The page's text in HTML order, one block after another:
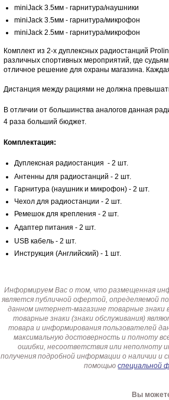
miniJack 3.5мм - гарнитура/наушники
miniJack 3.5мм - гарнитура/микрофон
miniJack 2.5мм - гарнитура/микрофон
Комплект из 2-х дуплексных радиостанций
различных спортивных мероприятий, где
отличное решение для охраны магазина.
Дистанция между рациями не должна
В отличии от большинства аналогов данная
4 раза больший бюджет.
Комплектация:
Дуплексная радиостанция - 2 шт.
Антенны для радиостанций - 2 шт.
Гарнитура (наушник и микрофон) - 2 шт.
Чехол для радиостанции - 2 шт.
Ремешок для крепления - 2 шт.
Адаптер питания - 2 шт.
USB кабель - 2 шт.
Инструкция (Английский) - 1 шт.
Информируем Вас о том, что размещенная
является публичной офертой, определяемой
данном интернет-магазине товарные знаки
товарные знаки (знаки обслуживания)
товара и информирования пользователей
максимальную достоверность и полноту
ошибки, несоответствия или неполноту
получения подробной информации о наличии и
помощьюспециальной
Вы